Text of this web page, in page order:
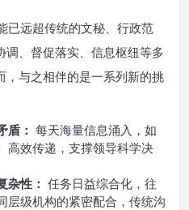
已远超传统的文秘、行政范
、督促落实、信息枢纽等多
，与之相伴的是一系列新的挑
盾： 每天海量信息涌入，如
高效传递，支撑领导科学决
杂性： 任务日益综合化，往
层级机构的紧密配合，传统沟